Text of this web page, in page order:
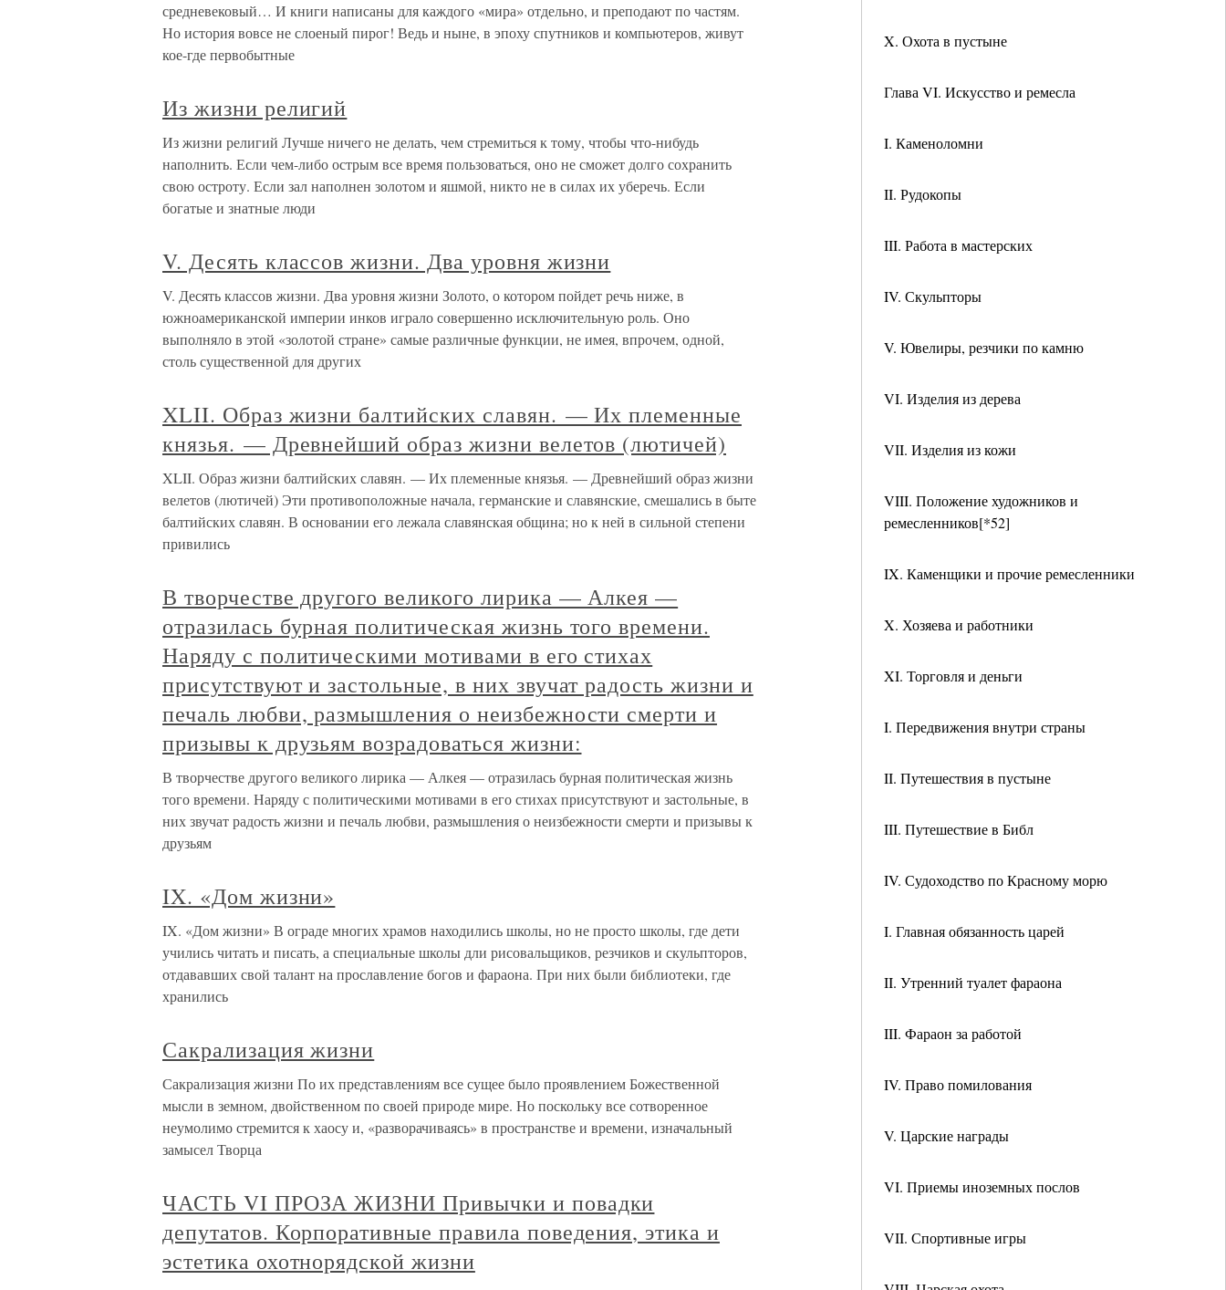
X. Охота в пустыне
Глава VI. Искусство и ремесла
I. Каменоломни
II. Рудокопы
III. Работа в мастерских
IV. Скульпторы
V. Ювелиры, резчики по камню
VI. Изделия из дерева
VII. Изделия из кожи
VIII. Положение художников и
ремесленников[*52]
IX. Каменщики и прочие ремесленники
X. Хозяева и работники
XI. Торговля и деньги
I. Передвижения внутри страны
II. Путешествия в пустыне
III. Путешествие в Библ
IV. Судоходство по Красному морю
I. Главная обязанность царей
II. Утренний туалет фараона
III. Фараон за работой
IV. Право помилования
V. Царские награды
VI. Приемы иноземных послов
VII. Спортивные игры
средневековый… И книги написаны для каждого «мира» отдельно, и преподают по частям.
Но история вовсе не слоеный пирог! Ведь и ныне, в эпоху спутников и компьютеров, живут
кое-где первобытные
Из жизни религий
Из жизни религий Лучше ничего не делать, чем стремиться к тому, чтобы что-нибудь
наполнить. Если чем-либо острым все время пользоваться, оно не сможет долго сохранить
свою остроту. Если зал наполнен золотом и яшмой, никто не в силах их уберечь. Если
богатые и знатные люди
V. Десять классов жизни. Два уровня жизни
V. Десять классов жизни. Два уровня жизни Золото, о котором пойдет речь ниже, в
южноамериканской империи инков играло совершенно исключительную роль. Оно
выполняло в этой «золотой стране» самые различные функции, не имея, впрочем, одной,
столь существенной для других
XLII. Образ жизни балтийских славян. — Их племенные
князья. — Древнейший образ жизни велетов (лютичей)
XLII. Образ жизни балтийских славян. — Их племенные князья. — Древнейший образ жизни
велетов (лютичей) Эти противоположные начала, германские и славянские, смешались в быте
балтийских славян. В основании его лежала славянская община; но к ней в сильной степени
привились
В творчестве другого великого лирика — Алкея —
отразилась бурная политическая жизнь того времени.
Наряду с политическими мотивами в его стихах
присутствуют и застольные, в них звучат радость жизни и
печаль любви, размышления о неизбежности смерти и
призывы к друзьям возрадоваться жизни:
В творчестве другого великого лирика — Алкея — отразилась бурная политическая жизнь
того времени. Наряду с политическими мотивами в его стихах присутствуют и застольные, в
них звучат радость жизни и печаль любви, размышления о неизбежности смерти и призывы к
друзьям
IX. «Дом жизни»
IX. «Дом жизни» В ограде многих храмов находились школы, но не просто школы, где дети
учились читать и писать, а специальные школы дли рисовальщиков, резчиков и скульпторов,
отдававших свой талант на прославление богов и фараона. При них были библиотеки, где
хранились
Сакрализация жизни
Сакрализация жизни По их представлениям все сущее было проявлением Божественной
мысли в земном, двойственном по своей природе мире. Но поскольку все сотворенное
неумолимо стремится к хаосу и, «разворачиваясь» в пространстве и времени, изначальный
замысел Творца
ЧАСТЬ VI ПРОЗА ЖИЗНИ Привычки и повадки
депутатов. Корпоративные правила поведения, этика и
эстетика охотнорядской жизни